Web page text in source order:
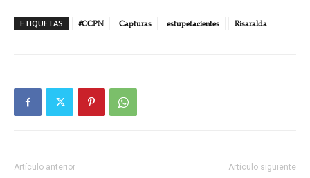
ETIQUETAS #CCPN Capturas estupefacientes Risaralda
Artículo anterior Artículo siguiente